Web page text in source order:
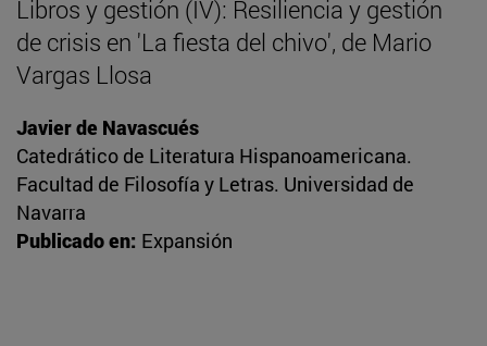
Libros y gestión (IV): Resiliencia y gestión
de crisis en 'La fiesta del chivo', de Mario
Vargas Llosa
Javier de Navascués
Catedrático de Literatura Hispanoamericana.
Facultad de Filosofía y Letras. Universidad de
Navarra
Publicado en: Expansión